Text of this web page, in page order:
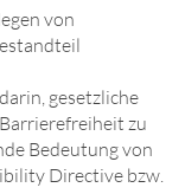
von
gesetzliche
zu
Bedeutung von
Directive bzw.